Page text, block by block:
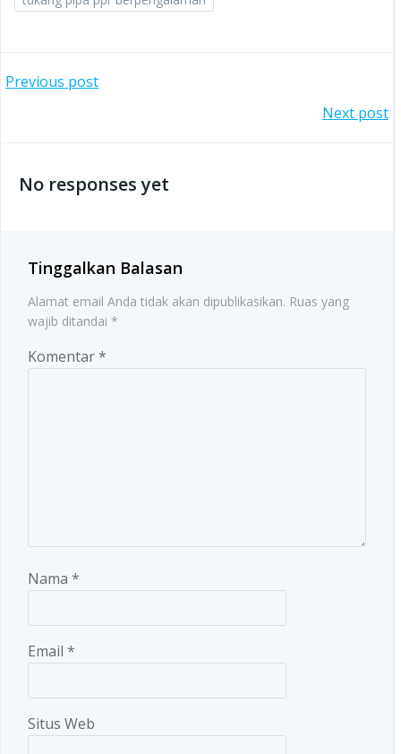
Post
Previous post
navigation
Next post
No responses yet
Tinggalkan Balasan
Alamat email Anda tidak akan dipublikasikan. Ruas yang
wajib ditandai *
Komentar*
Nama *
Email *
Situs Web